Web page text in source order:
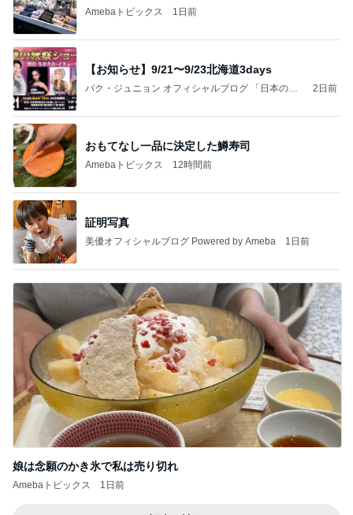
Amebaトピックス 1日前
【お知らせ】9/21〜9/23北海道3days
パク・ジュニョン オフィシャルブログ 「日本の
2日前
おもてなし一品に決定した鱒寿司
Amebaトピックス 12時間前
証明写真
美優オフィシャルブログ Powered by Ameba 1日前
娘は念願のかき氷で私は売り切れ
Amebaトピックス 1日前